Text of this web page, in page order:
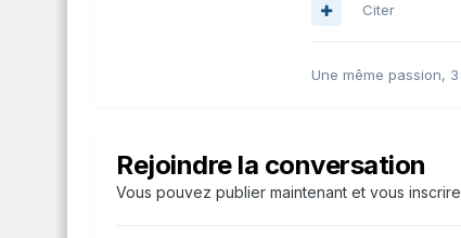
Citer
Une même passion,
Rejoindre la conversation
Vous pouvez publier maintenant et vous